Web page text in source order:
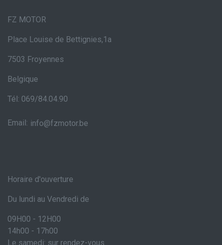
FZ MOTOR
Place Louise de Bettignies,1a
7503 Froyennes
Belgique
Tél: 069/84.04.90
Email: info@fzmotor.be
Horaire d'ouverture
Du lundi au Vendredi de
09H00 - 12H00
14h00 - 17h00
Le samedi: sur rendez-vous